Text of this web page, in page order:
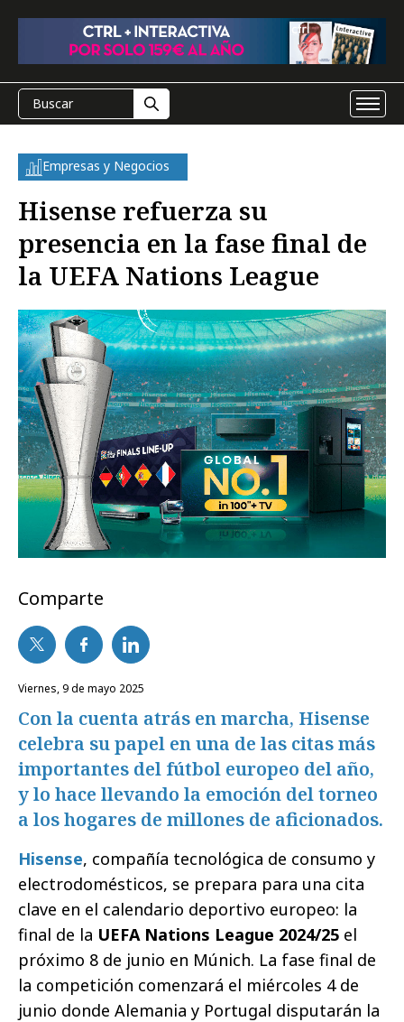
Empresas y Negocios
Hisense refuerza su
presencia en la fase final de
la UEFA Nations League
Comparte
viernes, 9 de mayo 2025
Con la cuenta atrás en marcha, Hisense
celebra su papel en una de las citas más
importantes del fútbol europeo del año,
y lo hace llevando la emoción del torneo
a los hogares de millones de aficionados.
Hisense, compañía tecnológica de consumo y
electrodomésticos, se prepara para una cita
clave en el calendario deportivo europeo: la
final de la UEFA Nations League 2024/25 el
próximo 8 de junio en Múnich. La fase final de
la competición comenzará el miércoles 4 de
junio donde Alemania y Portugal disputarán la